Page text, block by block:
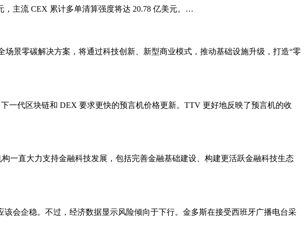
，主流 CEX 累计多单清算强度将达 20.78 亿美元。…
景零碳解决方案，将通过科技创新、新型商业模式，推动基础设施升级，打造“零
一代区块链和 DEX 要求更快的预言机价格更新。TTV 更好地反映了预言机的收
一直大力支持金融科技发展，包括完善金融基础建设、构建更活跃金融科技生态
会企稳。不过，经济数据显示风险倾向于下行。金多斯在接受西班牙广播电台采